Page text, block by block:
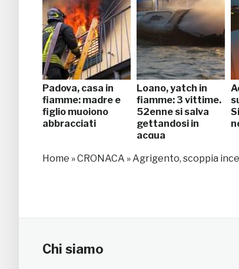
Padova, casa in
fiamme: madre e
figlio muoiono
abbracciati
Loano, yatch in
fiamme: 3 vittime.
52enne si salva
gettandosi in
acqua
Home »CRONACA » Agrigento, scoppia
Chi siamo